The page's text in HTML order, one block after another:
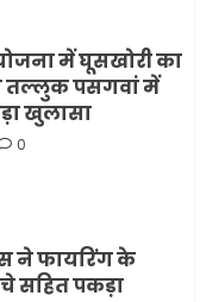
में घूसखोरी का
तल्लुक पसगवां में
खुलासा
0
ने फायरिंग के
सहित पकड़ा